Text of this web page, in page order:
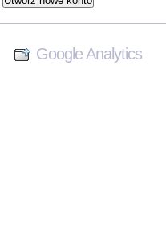
Google Analytics